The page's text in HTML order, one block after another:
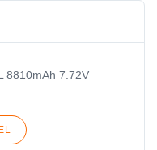
8810mAh 7.72V